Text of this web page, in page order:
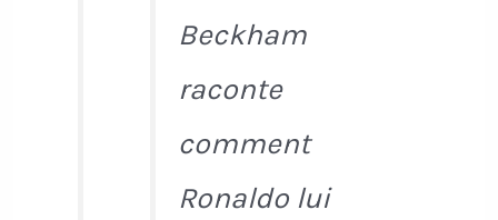
Beckham
raconte
comment
Ronaldo lui